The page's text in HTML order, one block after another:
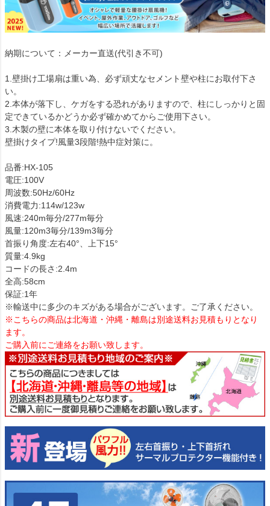
納期について：メーカー直送(代引き不可)
1.壁掛け工場扇は重い為、必ず頑丈なセメント壁や柱にお取付下さ
い。
2.本体が落下し、ケガをする恐れがありますので、柱にしっかりと固
定できているかどうか必ず確かめてからご使用下さい。
3.木製の壁に本体を取り付けないでください。
壁掛けタイプ!風量3段階!熱中症対策に。
品番:HX-105
電圧:100V
周波数:50Hz/60Hz
消費電力:114w/123w
風速:240m毎分/277m毎分
風量:120m3毎分/139m3毎分
首振り角度:左右40°、上下15°
質量:4.9kg
コードの長さ:2.4m
全高:58cm
保証:1年
※輸送中に多少のキズがある場合がございます。ご了承ください。
※こちらの商品は北海道・沖縄・離島は別途送料お見積もりとなり
ます。
ご購入前にご連絡をお願い致します。